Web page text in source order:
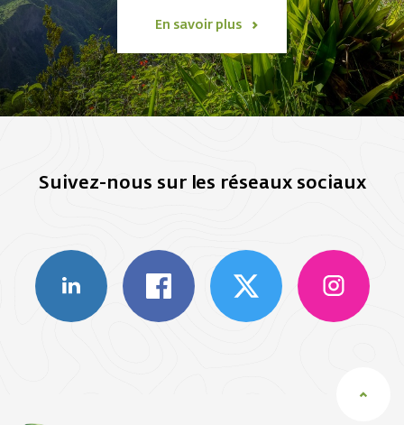
En savoir plus
Suivez-nous sur les réseaux sociaux